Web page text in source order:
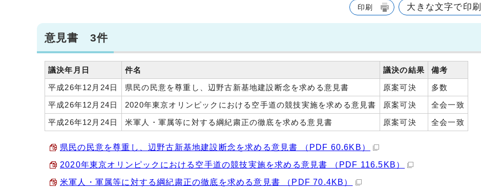
印刷 大きな文字で印刷
意見書 3件
議決年月日 件名 議決の結果
備考
平成26年12月24日
県民の民意を尊重し、辺野古新基地建設断念を求める意見書 原案可決
多数
平成26年12月24日
2020年東京オリンピックにおける空手道の競技実施を求める意見書 原案可決
全会一致
平成26年12月24日
米軍人・軍属等に対する綱紀粛正の徹底を求める意見書 原案可決 全会一致
県民の民意を尊重し、辺野古新基地建設断念を求める意見書 （PDF 60.6KB）
2020年東京オリンピックにおける空手道の競技実施を求める意見書 （PDF 116.5KB）
米軍人・軍属等に対する綱紀粛正の徹底を求める意見書 （PDF 70.4KB）